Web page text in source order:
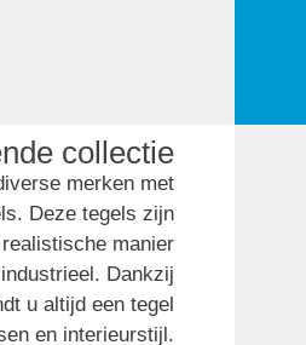
collectie
merken met
Deze tegels zijn
manier
Dankzij
u altijd een tegel
en interieurstijl.